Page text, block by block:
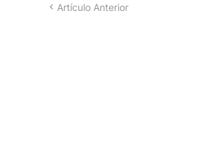
Artículo Anterior